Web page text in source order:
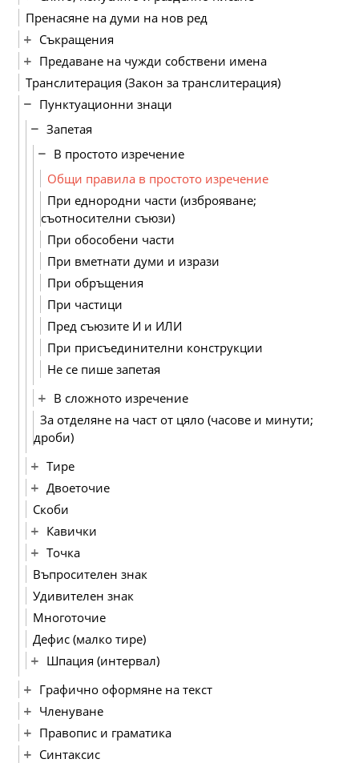
Пренасяне на думи на нов ред
Съкращения
Предаване на чужди собствени имена
Транслитерация (Закон за транслитерация)
Пунктуационни знаци
Запетая
В простото изречение
Общи правила в простото изречение
При еднородни части (изброяване;
съотносителни съюзи)
При обособени части
При вметнати думи и изрази
При обръщения
При частици
Пред съюзите И и ИЛИ
При присъединителни конструкции
Не се пише запетая
В сложното изречение
За отделяне на част от цяло (часове и минути;
дроби)
Тире
Двоеточие
Скоби
Кавички
Точка
Въпросителен знак
Удивителен знак
Многоточие
Дефис (малко тире)
Шпация (интервал)
Графично оформяне на текст
Членуване
Правопис и граматика
Синтаксис